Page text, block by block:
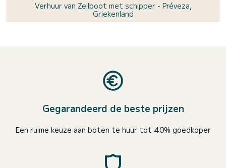
Verhuur van Zeilboot met schipper - Préveza,
Griekenland
Gegarandeerd de beste prijzen
Een ruime keuze aan boten te huur tot 40% goedkoper